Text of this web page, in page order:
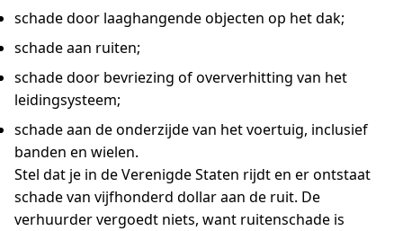
schade door laaghangende objecten op het dak;
schade aan ruiten;
schade door bevriezing of oververhitting van het
leidingsysteem;
schade aan de onderzijde van het voertuig, inclusief
banden en wielen.
Stel dat je in de Verenigde Staten rijdt en er ontstaat
schade van vijfhonderd dollar aan de ruit. De
verhuurder vergoedt niets, want ruitenschade is